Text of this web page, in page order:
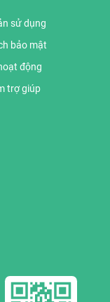
sử dụng
bảo mật
động
trợ giúp